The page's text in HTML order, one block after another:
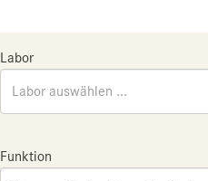
Labor
Labor auswählen ...
Funktion